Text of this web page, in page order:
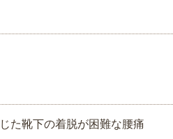
た靴下の着脱が困難な腰痛